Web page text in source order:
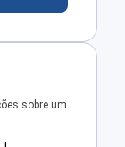
sobre um